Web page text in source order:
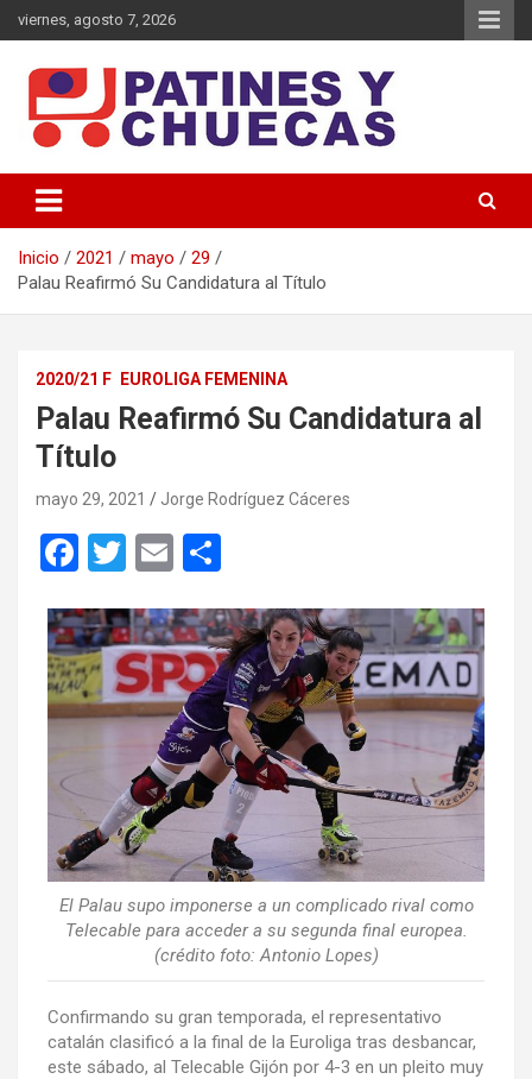
viernes, agosto 7, 2026
Patines y Chuecas
Inicio 2021 mayo
29
Palau Reafirmó Su Candidatura al Título
2020/21 F EUROLIGA FEMENINA
Palau Reafirmó Su Candidatura al
Título
mayo 29, 2021 Jorge Rodríguez Cáceres
F
ce
b
o
T
tt
er
E
ail m
p
ar
tir
El Palau supo imponerse a un complicado rival como
Telecable para acceder a su segunda final europea.
(crédito foto: Antonio Lopes)
Confirmando su gran temporada, el representativo
catalán clasificó a la final de la Euroliga tras desbancar,
este sábado, al Telecable Gijón por 4-3 en un pleito muy